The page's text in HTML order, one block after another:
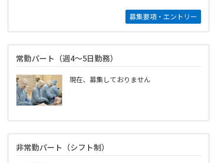
募集要項・エントリー
常勤パート（週4〜5日勤務）
現在、募集しておりません
非常勤パート（シフト制）